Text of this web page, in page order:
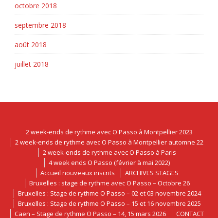
octobre 2018
septembre 2018
août 2018
juillet 2018
2 week-ends de rythme avec O Passo à Montpellier 2023
2 week-ends de rythme avec O Passo à Montpellier automne 22
2 week-ends de rythme avec O Passo à Paris
4 week ends O Passo (février à mai 2022)
Accueil nouveaux inscrits
ARCHIVES STAGES
Bruxelles : stage de rythme avec O Passo – Octobre 26
Bruxelles : Stage de rythme O Passo – 02 et 03 novembre 2024
Bruxelles : Stage de rythme O Passo – 15 et 16 novembre 2025
Caen – Stage de rythme O Passo – 14, 15 mars 2026
CONTACT